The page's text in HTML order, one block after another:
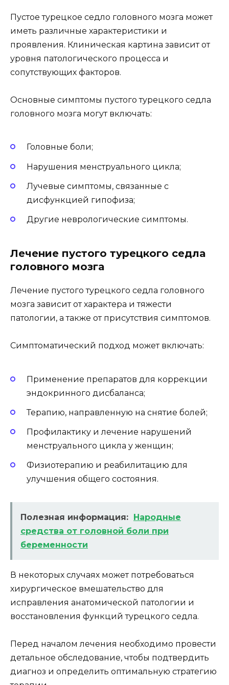
Пустое турецкое седло головного мозга может
иметь различные характеристики и
проявления. Клиническая картина зависит от
уровня патологического процесса и
сопутствующих факторов.
Основные симптомы пустого турецкого седла
головного мозга могут включать:
Головные боли;
Нарушения менструального цикла;
Лучевые симптомы, связанные с
дисфункцией гипофиза;
Другие неврологические симптомы.
Лечение пустого турецкого седла
головного мозга
Лечение пустого турецкого седла головного
мозга зависит от характера и тяжести
патологии, а также от присутствия симптомов.
Симптоматический подход может включать:
Применение препаратов для коррекции
эндокринного дисбаланса;
Терапию, направленную на снятие болей;
Профилактику и лечение нарушений
менструального цикла у женщин;
Физиотерапию и реабилитацию для
улучшения общего состояния.
Полезная информация: Народные
средства от головной боли при
беременности
В некоторых случаях может потребоваться
хирургическое вмешательство для
исправления анатомической патологии и
восстановления функций турецкого седла.
Перед началом лечения необходимо провести
детальное обследование, чтобы подтвердить
диагноз и определить оптимальную стратегию